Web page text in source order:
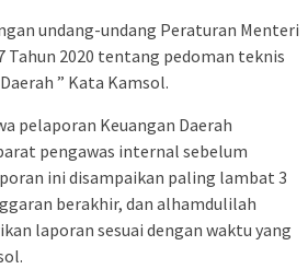
undang-undang Peraturan Menteri
Tahun 2020 tentang pedoman teknis
” Kata Kamsol.
pelaporan Keuangan Daerah
pengawas internal sebelum
ini disampaikan paling lambat 3
berakhir, dan alhamdulilah
laporan sesuai dengan waktu yang